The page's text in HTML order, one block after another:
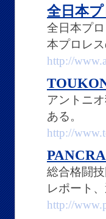
全日本
全日本プ
本プロレ
http://
アントニ
ある。
http://
総合格闘
レポート
http://